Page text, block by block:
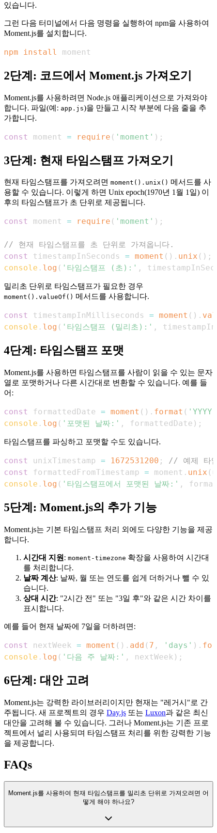
있습니다.
그런 다음 터미널에서 다음 명령을 실행하여 npm을 사용하여
Moment.js를 설치합니다.
npm install moment
2단계: 코드에서 Moment.js 가져오기
Moment.js를 사용하려면 Node.js 애플리케이션으로 가져와야
합니다. 파일(예: app.js)을 만들고 시작 부분에 다음 줄을 추
가합니다.
const moment = require ( 'moment' ) ;
3단계: 현재 타임스탬프 가져오기
현재 타임스탬프를 가져오려면 moment().unix() 메서드를 사
용할 수 있습니다. 이렇게 하면 Unix epoch(1970년 1월 1일) 이
후의 타임스탬프가 초 단위로 제공됩니다.
const moment = require ( 'moment' ) ;
// 현재 타임스탬프를 초 단위로 가져옵니다.
const
timestampInSeconds = moment ( ) . unix ( ) ;
console . log ( '타임스탬프 (초):' ,
밀리초 단위로 타임스탬프가 필요한 경우
moment().valueOf() 메서드를 사용합니다.
const timestampInMilliseconds = moment ( ) .
console . log ( '타임스탬프 (밀리초):' ,
4단계: 타임스탬프 포맷
Moment.js를 사용하면 타임스탬프를 사람이 읽을 수 있는 문자
열로 포맷하거나 다른 시간대로 변환할 수 있습니다. 예를 들
어:
const formattedDate = moment ( ) . format (
console . log ( '포맷된 날짜:' , formattedDate ) ;
타임스탬프를 파싱하고 포맷할 수도 있습니다.
const unixTimestamp = 1672531200 ;
// 예제 타
const
formattedFromTimestamp = moment . unix (
console . log ( '타임스탬프에서 포맷된 날짜:' ,
5단계: Moment.js의 추가 기능
Moment.js는 기본 타임스탬프 처리 외에도 다양한 기능을 제공
합니다.
시간대 지원 : moment-timezone 확장을 사용하여 시간대
를 처리합니다.
날짜 계산: 날짜, 월 또는 연도를 쉽게 더하거나 뺄 수 있
습니다.
상대 시간: "2시간 전" 또는 "3일 후"와 같은 시간 차이를
표시합니다.
예를 들어 현재 날짜에 7일을 더하려면:
const nextWeek = moment ( ) . add ( 7 , 'days' ) .
console . log ( '다음 주 날짜:' , nextWeek ) ;
6단계: 대안 고려
Moment.js는 강력한 라이브러리이지만 현재는 "레거시"로 간
주됩니다. 새 프로젝트의 경우 Day.js 또는 Luxon과 같은 최신
대안을 고려해 볼 수 있습니다. 그러나 Moment.js는 기존 프로
젝트에서 널리 사용되며 타임스탬프 처리를 위한 강력한 기능
을 제공합니다.
FAQs
Moment.js를 사용하여 현재 타임스탬프를 밀리초 단위로 가져오려면 어
떻게 해야 하나요?